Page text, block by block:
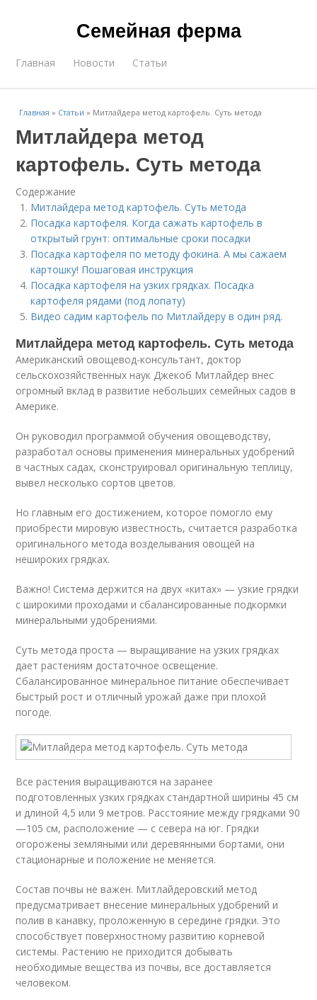
Семейная ферма
Главная Новости Статьи
Главная » Статьи » Митлайдера метод картофель. Суть метода
Митлайдера метод
картофель. Суть метода
Содержание
Митлайдера метод картофель. Суть метода
Посадка картофеля. Когда сажать картофель в
открытый грунт: оптимальные сроки посадки
Посадка картофеля по методу фокина. А мы сажаем
картошку! Пошаговая инструкция
Посадка картофеля на узких грядках. Посадка
картофеля рядами (под лопату)
Видео садим картофель по Митлайдеру в один ряд.
Митлайдера метод картофель. Суть метода
Американский овощевод-консультант, доктор
сельскохозяйственных наук Джекоб Митлайдер внес
огромный вклад в развитие небольших семейных садов в
Америке.
Он руководил программой обучения овощеводству,
разработал основы применения минеральных удобрений
в частных садах, сконструировал оригинальную теплицу,
вывел несколько сортов цветов.
Но главным его достижением, которое помогло ему
приобрести мировую известность, считается разработка
оригинального метода возделывания овощей на
нешироких грядках.
Важно! Система держится на двух «китах» — узкие грядки
с широкими проходами и сбалансированные подкормки
минеральными удобрениями.
Суть метода проста — выращивание на узких грядках
дает растениям достаточное освещение.
Сбалансированное минеральное питание обеспечивает
быстрый рост и отличный урожай даже при плохой
погоде.
Все растения выращиваются на заранее
подготовленных узких грядках стандартной ширины 45 см
и длиной 4,5 или 9 метров. Расстояние между грядками 90
—105 см, расположение — с севера на юг. Грядки
огорожены земляными или деревянными бортами, они
стационарные и положение не меняется.
Состав почвы не важен. Митлайдеровский метод
предусматривает внесение минеральных удобрений и
полив в канавку, проложенную в середине грядки. Это
способствует поверхностному развитию корневой
системы. Растению не приходится добывать
необходимые вещества из почвы, все доставляется
человеком.